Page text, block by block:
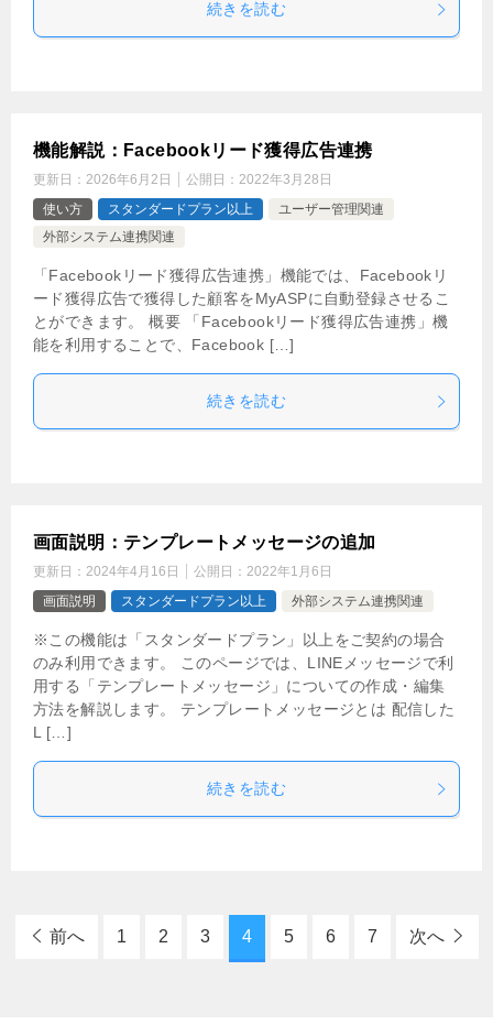
続きを読む
機能解説：Facebookリード獲得広告連携
更新日： 2026年6月2日 公開日： 2022年3月28日
使い方
スタンダードプラン以上
ユーザー管理関連
外部システム連携関連
「Facebookリード獲得広告連携」機能では、Facebookリ
ード獲得広告で獲得した顧客をMyASPに自動登録させるこ
とができます。 概要 「Facebookリード獲得広告連携」機
能を利用することで、Facebook […]
続きを読む
画面説明：テンプレートメッセージの追加
更新日： 2024年4月16日 公開日： 2022年1月6日
画面説明
スタンダードプラン以上 外部システム連携関連
※この機能は「スタンダードプラン」以上をご契約の場合
のみ利用できます。 このページでは、LINEメッセージで利
用する「テンプレートメッセージ」についての作成・編集
方法を解説します。 テンプレートメッセージとは 配信した
L […]
続きを読む
前へ 1 2 3 4 5 6 7 次へ